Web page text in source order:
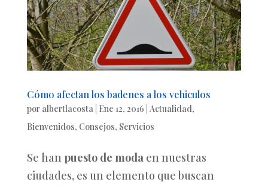
Cómo afectan los badenes a los vehiculos
por albertlacosta Ene 12, 2016 Actualidad,
Bienvenidos, Consejos, Servicios
Se han puesto de moda en nuestras
ciudades, es un elemento que buscan